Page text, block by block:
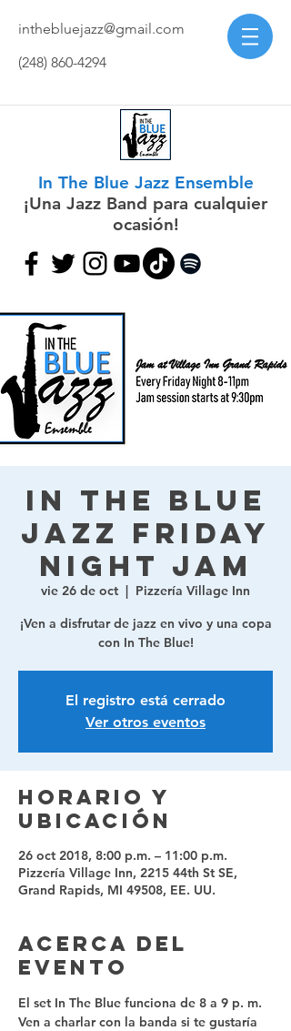
inthebluejazz@gmail.com
(248) 860-4294
In The Blue Jazz Ensemble
¡Una Jazz Band para cualquier
ocasión!
In The Blue
Jazz Friday
Night Jam
vie 26 de oct
  |
Pizzería Village Inn
¡Ven a disfrutar de jazz en vivo y una copa
con In The Blue!
El registro está cerrado
Ver otros eventos
Horario y
ubicación
26 oct 2018, 8:00 p.m. – 11:00 p.m.
Pizzería Village Inn, 2215 44th St SE,
Grand Rapids, MI 49508, EE. UU.
Acerca del
evento
El set In The Blue funciona de 8 a 9 p. m.
Ven a charlar con la banda si te gustaría